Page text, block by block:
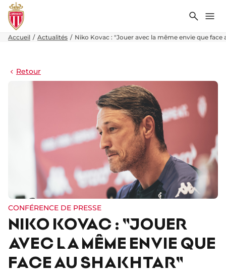
Accueil Actualités Niko Kovac : "Jouer avec la même envie que face
Retour
CONFÉRENCE DE PRESSE
NIKO KOVAC : "JOUER
AVEC LA MÊME ENVIE QUE
FACE AU SHAKHTAR"